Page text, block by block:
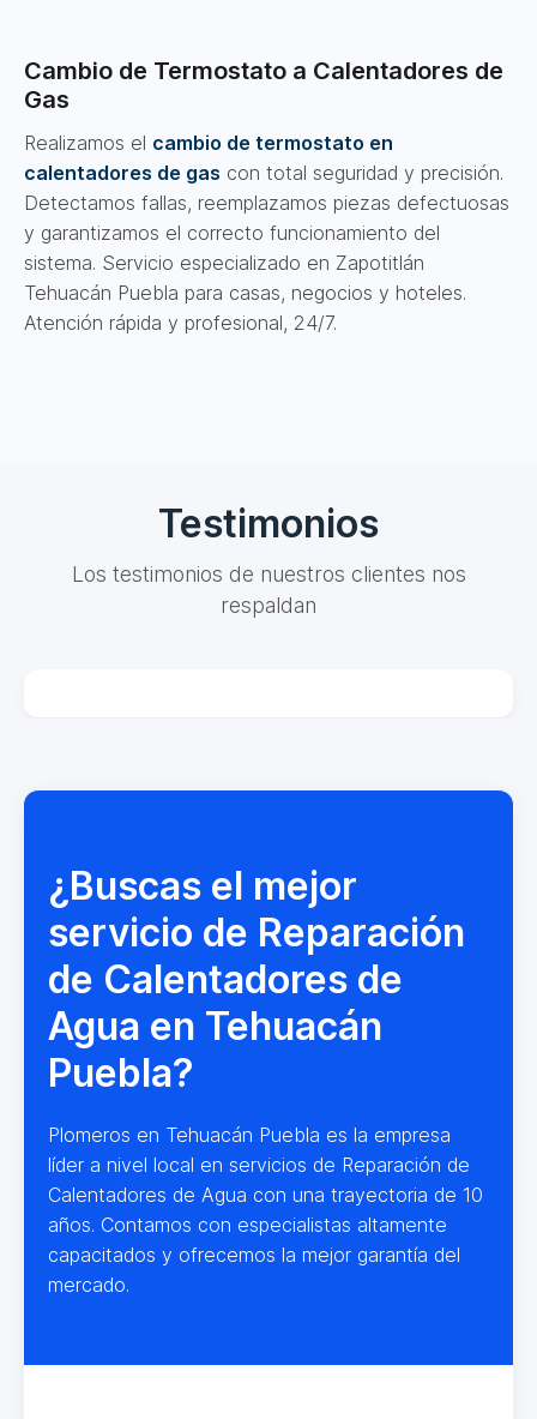
Cambio de Termostato a Calentadores de
Gas
Realizamos el cambio de termostato en
calentadores de gas con total seguridad y precisión.
Detectamos fallas, reemplazamos piezas defectuosas
y garantizamos el correcto funcionamiento del
sistema. Servicio especializado en Zapotitlán
Tehuacán Puebla para casas, negocios y hoteles.
Atención rápida y profesional, 24/7.
Testimonios
Los testimonios de nuestros clientes nos
respaldan
¿Buscas el mejor
servicio de Reparación
de Calentadores de
Agua en Tehuacán
Puebla?
Plomeros en Tehuacán Puebla es la empresa
líder a nivel local en servicios de Reparación de
Calentadores de Agua con una trayectoria de 10
años. Contamos con especialistas altamente
capacitados y ofrecemos la mejor garantía del
mercado.